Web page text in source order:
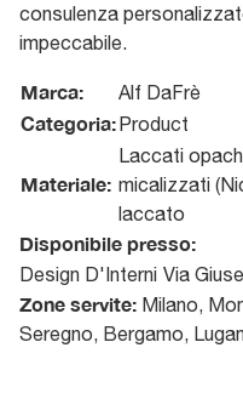
consulenza
impeccabile.
Marca: Alf DaFrè
Categoria:Product
Materiale:
Laccati
micalizzati
laccato
Disponibile presso:
Design D'Interni Via
Zone servite: Milano,
Seregno, Bergamo,